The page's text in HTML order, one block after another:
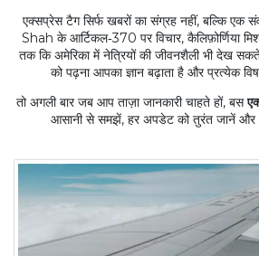
एक्सप्रेस टैग सिर्फ खबरों का संग्रह नहीं, बल्कि
Shah के आर्टिकल‑370 पर विचार, कैलिफ़ोर्णिया
तक कि अमेरिका में नेत्रियों की जीवनशैली भी देख
को पढ़ना आपका ज्ञान बढ़ाता है और प्रत्येक
तो अगली बार जब आप ताज़ा जानकारी चाहते हों, बस
आसानी से समझें, हर अपडेट को तुरंत जानें और